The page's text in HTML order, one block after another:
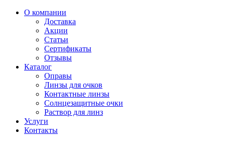
О компании
Доставка
Акции
Статьи
Сертификаты
Отзывы
Каталог
Оправы
Линзы для очков
Контактные линзы
Солнцезащитные очки
Раствор для линз
Услуги
Контакты